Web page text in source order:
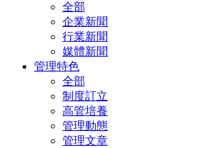
全部
企業新聞
行業新聞
媒體新聞
管理特色
全部
制度訂立
高管培養
管理動態
管理文章